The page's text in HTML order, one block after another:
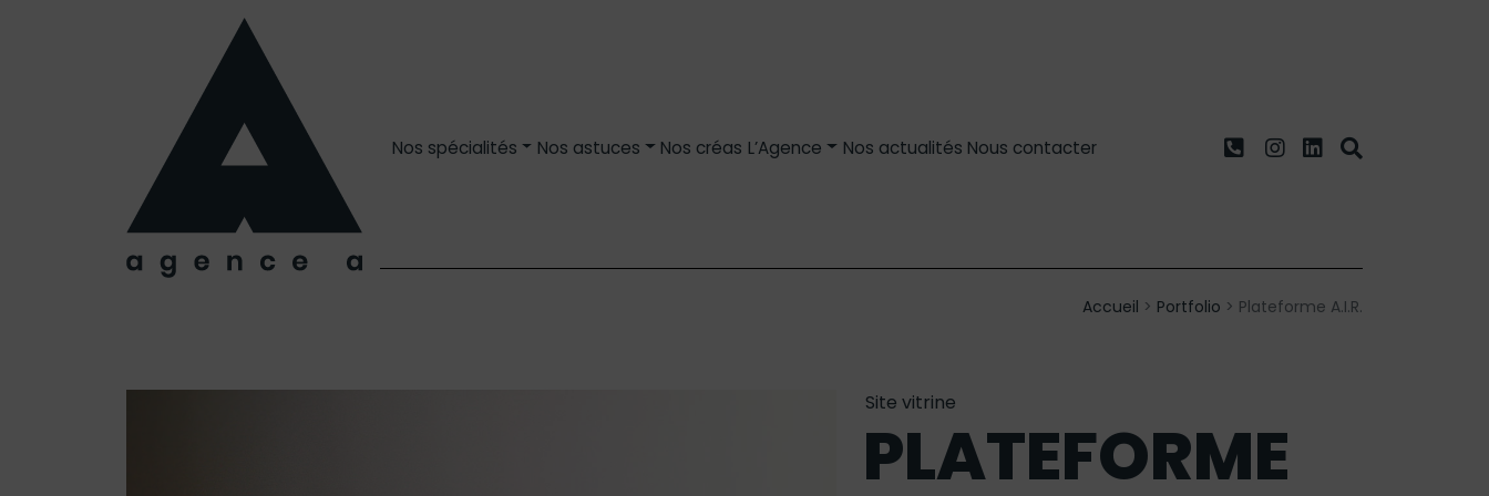
Nos spécialités Nos astuces Nos créas L’Agence Nos actualités Nous contacter
Accueil > Portfolio > Plateforme A.I.R.
Site vitrine
PLATEFORME